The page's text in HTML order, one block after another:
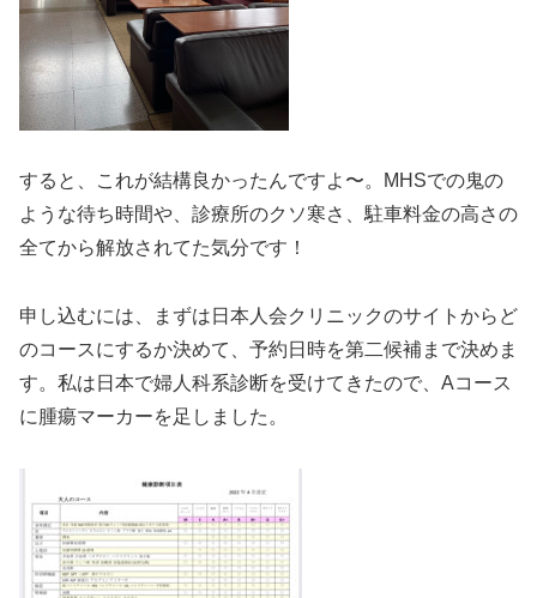
すると、これが結構良かったんですよ〜。MHSでの鬼の
ような待ち時間や、診療所のクソ寒さ、駐車料金の高さの
全てから解放されてた気分です！
申し込むには、まずは日本人会クリニックのサイトからど
のコースにするか決めて、予約日時を第二候補まで決めま
す。私は日本で婦人科系診断を受けてきたので、Aコース
に腫瘍マーカーを足しました。